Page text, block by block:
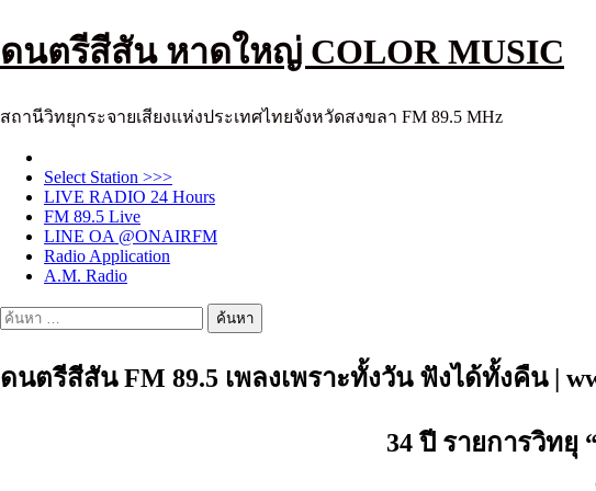
to
content
ดนตรีสีสัน หาดใหญ่ COLOR MUSIC
สถานีวิทยุกระจายเสียงแห่งประเทศไทยจังหวัดสงขลา FM 89.5 MHz
Select Station >>>
LIVE RADIO 24 Hours
FM 89.5 Live
LINE OA @ONAIRFM
Radio Application
A.M. Radio
ค้นหา
ดนตรีสีสัน FM 89.5 เพลงเพราะทั้งวัน ฟังได้ทั้งคืน |
34 ปี รายการวิทยุ